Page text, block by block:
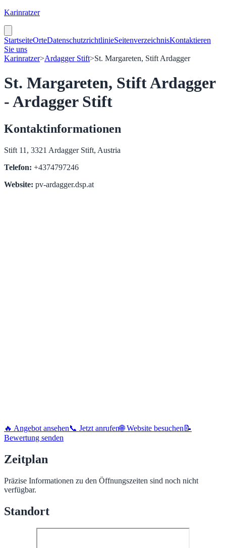
Karinratzer
StartseiteOrteDatenschutzrichtlinieSeitenverzeichnisKontaktieren
Sie uns
Karinratzer>Ardagger Stift>St. Margareten, Stift Ardagger
St. Margareten, Stift Ardagger
- Ardagger Stift
Kontaktinformationen
Stift 11, 3321 Ardagger Stift, Austria
Telefon: +4374797246
Website: pv-ardagger.dsp.at
🔥 Angebot ansehen📞 Jetzt anrufen🌐 Website besuchen 📝
Bewertung senden
Zeitplan
Präzise Informationen zu den Öffnungszeiten sind noch nicht
verfügbar.
Standort